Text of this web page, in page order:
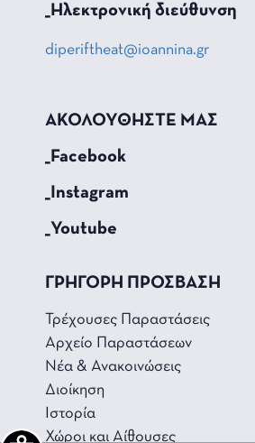
_Hλεκτρονική διεύθυνση
diperiftheat@ioannina.gr
ΑΚΟΛΟΥΘΗΣΤΕ ΜΑΣ
_Facebook
_Instagram
_Youtube
ΓΡΗΓΟΡΗ ΠΡΟΣΒΑΣΗ
Τρέχουσες Παραστάσεις
Αρχείο Παραστάσεων
Νέα & Ανακοινώσεις
Διοίκηση
Ιστορία
Χώροι και Αίθουσες